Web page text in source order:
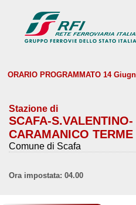
ORARIO PROGRAMMATO 14
Stazione di
SCAFA-S.VALENTINO-
CARAMANICO TERME
Comune di Scafa
Ora impostata: 04.00